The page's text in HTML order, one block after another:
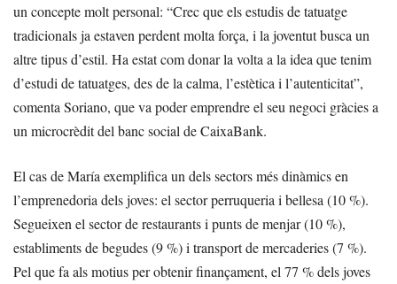
un concepte molt personal: “Crec que els estudis de tatuatge
tradicionals ja estaven perdent molta força, i la joventut busca un
altre tipus d’estil. Ha estat com donar la volta a la idea que tenim
d’estudi de tatuatges, des de la calma, l’estètica i l’autenticitat”,
comenta Soriano, que va poder emprendre el seu negoci gràcies a
un microcrèdit del banc social de CaixaBank.
El cas de María exemplifica un dels sectors més dinàmics en
l’emprenedoria dels joves: el sector perruqueria i bellesa (10 %).
Segueixen el sector de restaurants i punts de menjar (10 %),
establiments de begudes (9 %) i transport de mercaderies (7 %).
Pel que fa als motius per obtenir finançament, el 77 % dels joves